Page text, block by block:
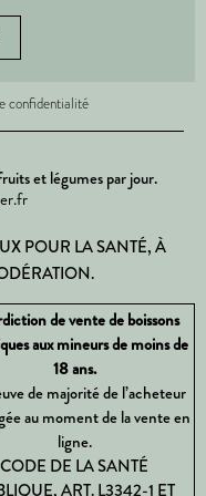
confidentialité
et légumes par jour.
POUR LA SANTÉ, À
de vente de boissons
aux mineurs de moins de
18 ans.
de majorité de l’acheteur
au moment de la vente en
ligne.
CODE DE LA SANTÉ
ART. L3342-1 ET